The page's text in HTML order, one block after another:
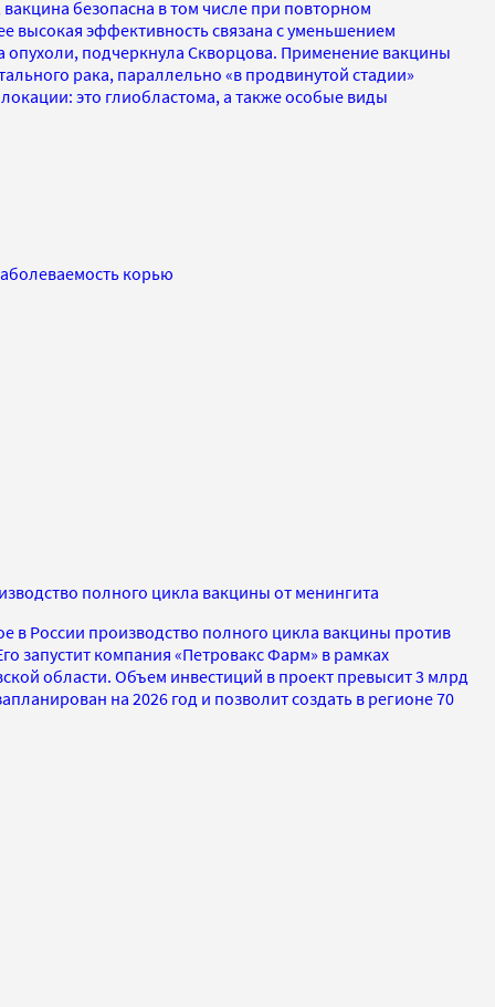
безопасна в том числе при повторном
высокая эффективность связана с уменьшением
опухоли, подчеркнула Скворцова. Применение вакцины
рака, параллельно «в продвинутой стадии»
это глиобластома, а также особые виды
корью
полного цикла вакцины от менингита
в России производство полного цикла вакцины против
запустит компания «Петровакс Фарм» в рамках
области. Объем инвестиций в проект превысит 3 млрд
на 2026 год и позволит создать в регионе 70